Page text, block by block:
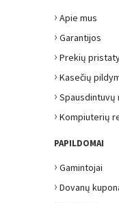
› Apie mus
› Garantijos
› Prekių
› Kasečių
› Spausdintuvų
› Kompiuterių
PAPILDOMAI
› Gamintojai
› Dovanų